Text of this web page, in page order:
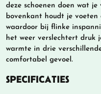
deze schoenen doen wat
bovenkant houdt je
waardoor bij flinke
het weer verslechtert druk
warmte in drie
comfortabel gevoel.
SPECIFICATIES